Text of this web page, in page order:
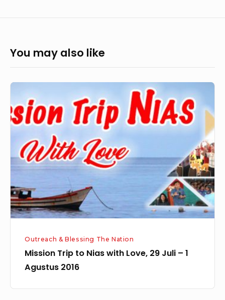
You may also like
Trip
to
Nias
with
Love,
Juli
–
1
2016Outreach & Blessing The Nation
Mission Trip to Nias with Love, 29 Juli – 1
Agustus 2016